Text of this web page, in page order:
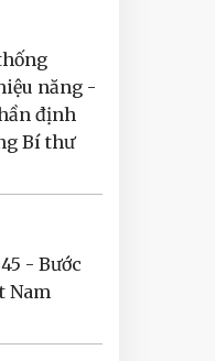
năng -
định
Bí thư
- Bước
Nam